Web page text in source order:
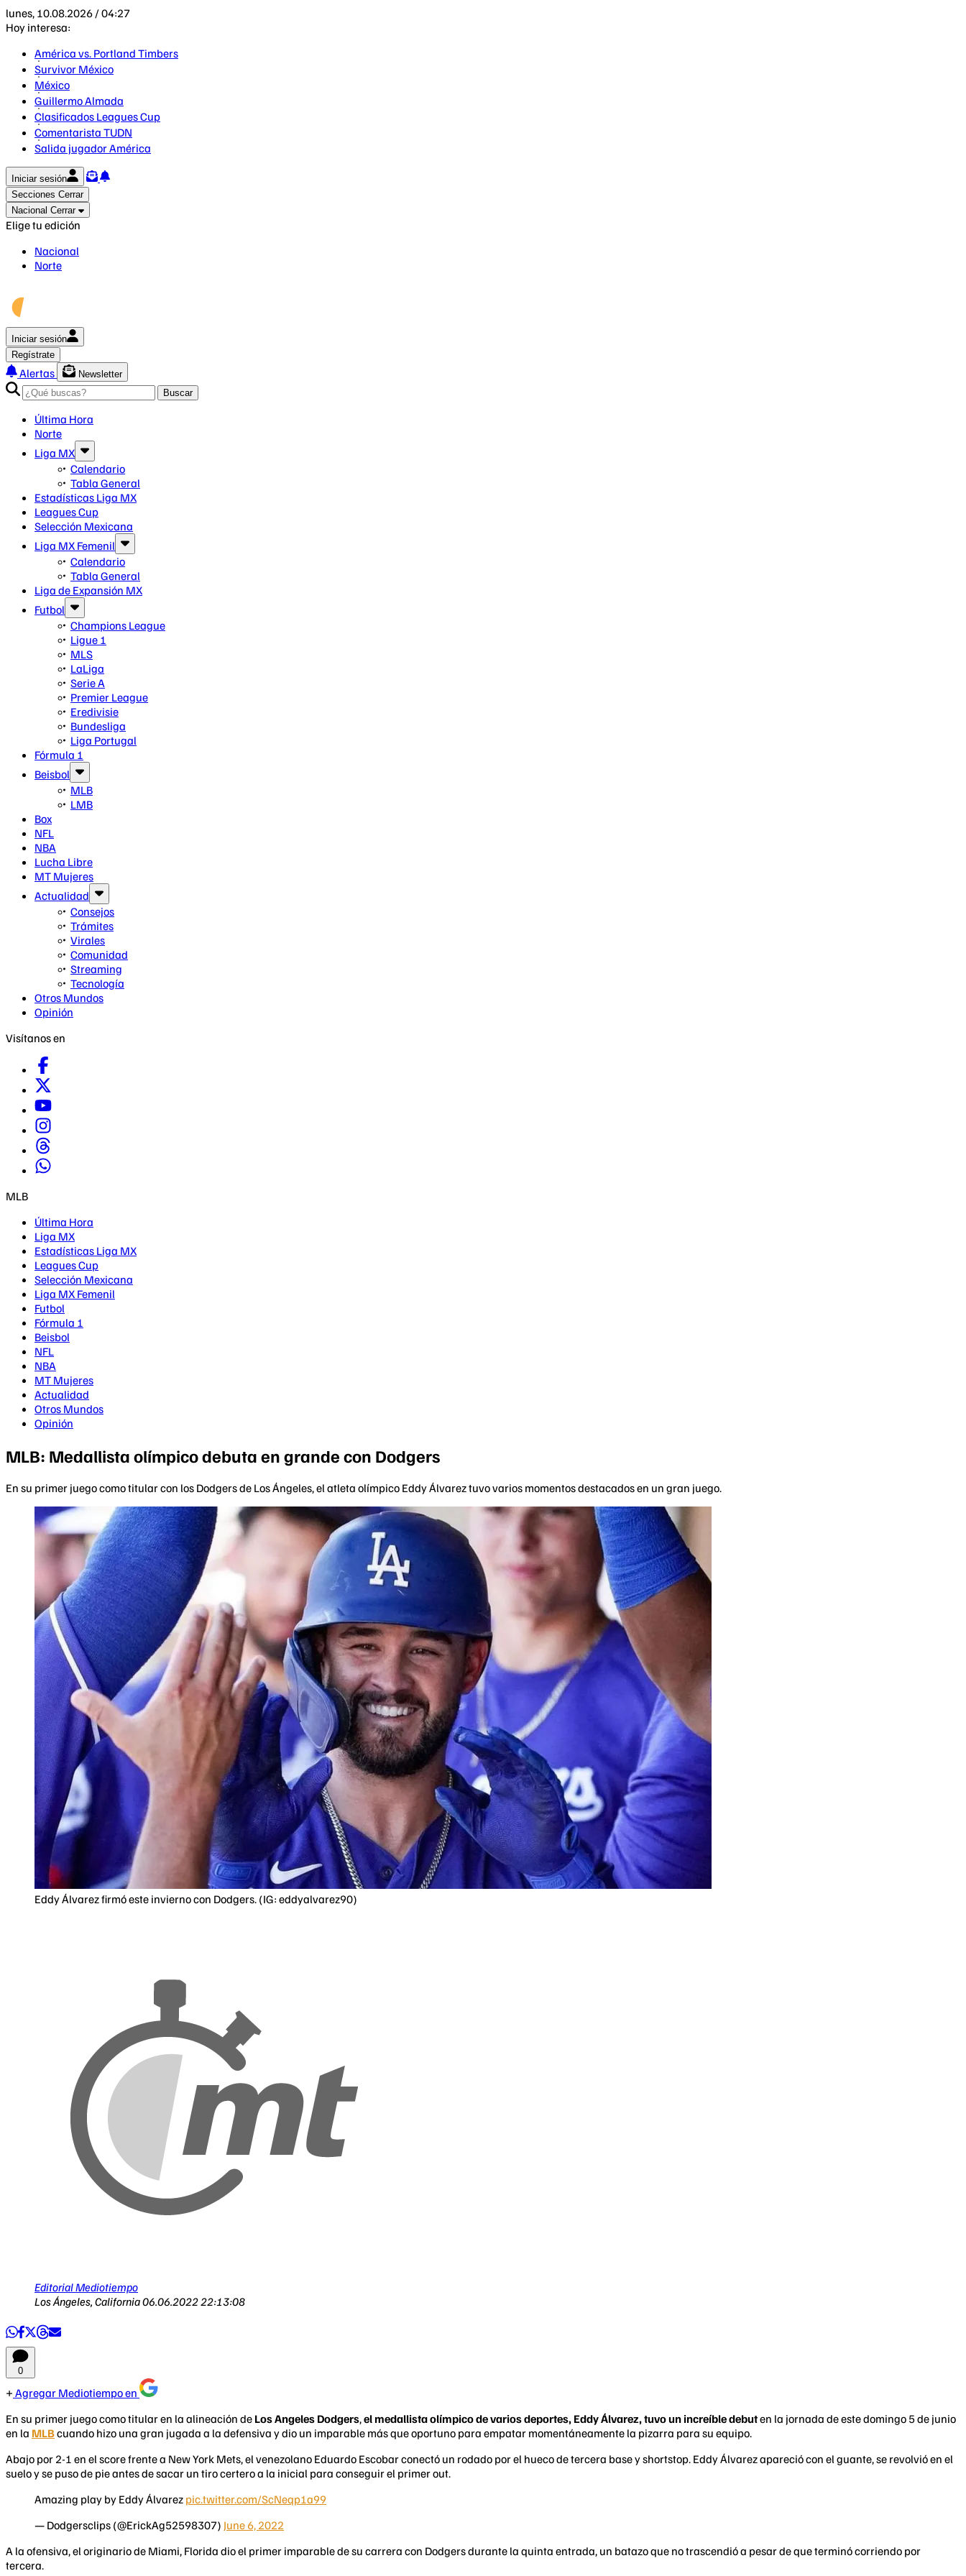
lunes, 10.08.2026 / 04:27
Hoy interesa:
América vs. Portland Timbers
Survivor México
México
Guillermo Almada
Clasificados Leagues Cup
Comentarista TUDN
Salida jugador América
Iniciar sesión
Secciones Cerrar
Nacional Cerrar
Elige tu edición
Nacional
Norte
Iniciar sesión
Regístrate
Alertas
Newsletter
Buscar
Última Hora
Norte
Liga MX
Calendario
Tabla General
Estadísticas Liga MX
Leagues Cup
Selección Mexicana
Liga MX Femenil
Calendario
Tabla General
Liga de Expansión MX
Futbol
Champions League
Ligue 1
MLS
LaLiga
Serie A
Premier League
Eredivisie
Bundesliga
Liga Portugal
Fórmula 1
Beisbol
MLB
LMB
Box
NFL
NBA
Lucha Libre
MT Mujeres
Actualidad
Consejos
Trámites
Virales
Comunidad
Streaming
Tecnología
Otros Mundos
Opinión
Visítanos en
MLB
Última Hora
Liga MX
Estadísticas Liga MX
Leagues Cup
Selección Mexicana
Liga MX Femenil
Futbol
Fórmula 1
Beisbol
NFL
NBA
MT Mujeres
Actualidad
Otros Mundos
Opinión
MLB: Medallista olímpico debuta en grande con Dodgers
En su primer juego como titular con los Dodgers de Los Ángeles, el atleta olímpico Eddy Álvarez tuvo varios momentos destacados en un gran juego.
Eddy Álvarez firmó este invierno con Dodgers. (IG: eddyalvarez90)
Editorial Mediotiempo
Los Ángeles, California06.06.2022 22:13:08
0
Agregar Mediotiempo en
En su primer juego como titular en la alineación de Los Angeles Dodgers,el medallista olímpico de varios deportes, Eddy Álvarez, tuvo un increíble debuten la jornada de este domingo 5 de junio
en la MLBcuando hizo una gran jugada a la defensiva y dio un imparable más que oportuno para empatar momentáneamente la pizarra para su equipo.
Abajo por 2-1 en el score frente a New York Mets, el venezolano Eduardo Escobar conectó un rodado por el hueco de tercera base y shortstop. Eddy Álvarez apareció con el guante, se revolvió en el
suelo y se puso de pie antes de sacar un tiro certero a la inicial para conseguir el primer out.
Amazing play by Eddy Álvarez pic.twitter.com/ScNeqp1a99
— Dodgersclips (@ErickAg52598307) June 6, 2022
A la ofensiva, el originario de Miami, Florida dio el primer imparable de su carrera con Dodgers durante la quinta entrada, un batazo que no trascendió a pesar de que terminó corriendo por
tercera.